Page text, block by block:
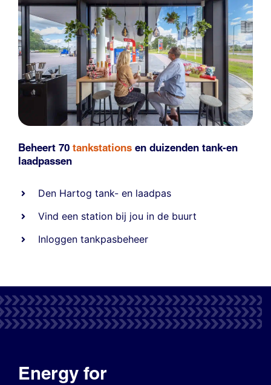
Beheert 70 tankstations en duizenden tank-en
laadpassen
Den Hartog tank- en laadpas
Vind een station bij jou in de buurt
Inloggen tankpasbeheer
Energy for